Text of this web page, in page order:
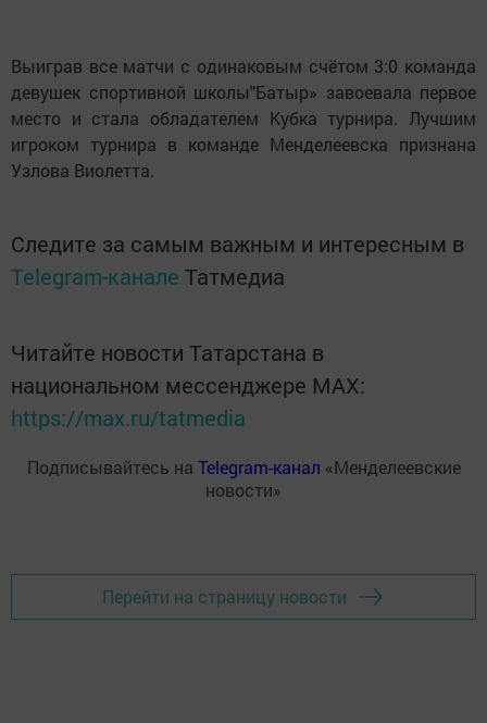
Выиграв все матчи с одинаковым счётом 3:0 команда
девушек спортивной школы"Батыр» завоевала первое
место и стала обладателем Кубка турнира. Лучшим
игроком турнира в команде Менделеевска признана
Узлова Виолетта.
Следите за самым важным и интересным в
Telegram-канале Татмедиа
Читайте новости Татарстана в
национальном мессенджере MАХ:
https://max.ru/tatmedia
Подписывайтесь на Telegram-канал «Менделеевские
новости»
Перейти на страницу новости